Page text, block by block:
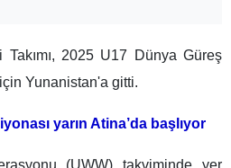
2025 U17 Dünya Güreş
Yunanistan'a gitti.
yarın Atina’da başlıyor
(UWW) takviminde yer